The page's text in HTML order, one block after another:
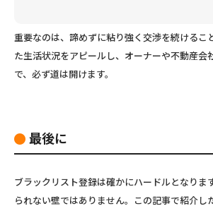
重要なのは、諦めずに粘り強く交渉を続けるこ
た生活状況をアピールし、オーナーや不動産会
で、必ず道は開けます。
最後に
ブラックリスト登録は確かにハードルとなりま
られない壁ではありません。この記事で紹介し